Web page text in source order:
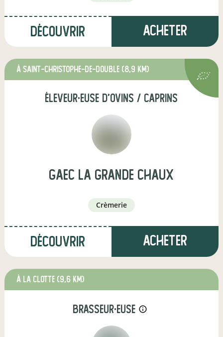
Découvrir Acheter
à Saint-Christophe-de-Double (8,9 km)
éleveur·euse d'ovins / caprins
gaec la grande chaux
crèmerie
Découvrir Acheter
à La Clotte (9,6 km)
brasseur·euse info_outline